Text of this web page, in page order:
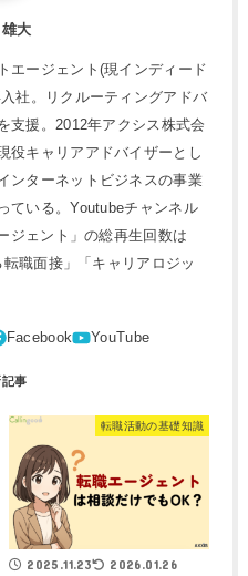
大
エージェント(現インディード
社。リクルーティングアドバ
支援。2012年アクシス株式会
役キャリアアドバイザーとし
ンターネットビジネスの事業
ている。Youtubeチャンネル
ジェント」の総再生回数は
職面接」「キャリアロジッ
転職活動の基礎知識
2025.11.23 2026.01.26